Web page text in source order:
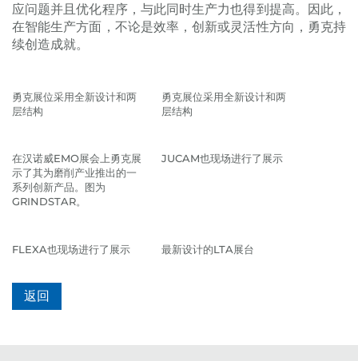
应问题并且优化程序，与此同时生产力也得到提高。因此，
在智能生产方面，不论是效率，创新或灵活性方向，勇克持
续创造成就。
勇克展位采用全新设计和两
层结构
勇克展位采用全新设计和两
层结构
在汉诺威EMO展会上勇克展
示了其为磨削产业推出的一
系列创新产品。图为
GRINDSTAR。
JUCAM也现场进行了展示
FLEXA也现场进行了展示 最新设计的LTA展台
返回